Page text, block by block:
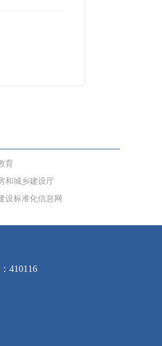
育
和城乡建设厅
设标准化信息网
410116